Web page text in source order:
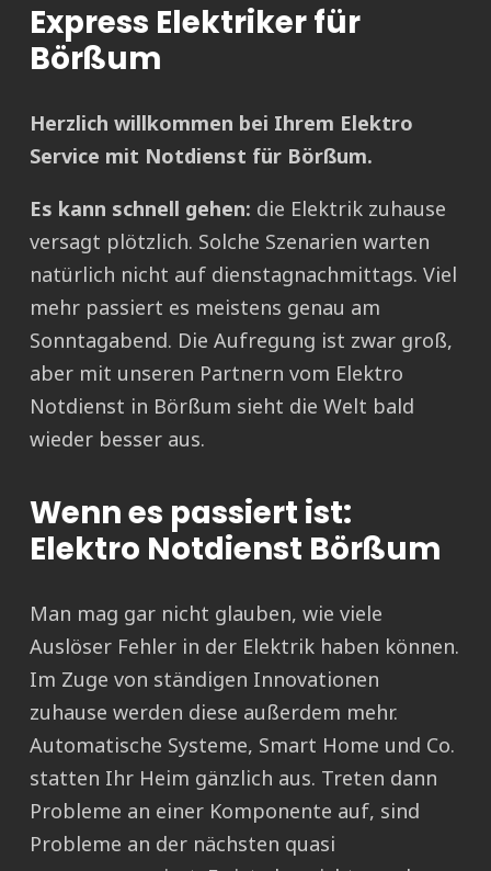
Express Elektriker für
Börßum
Herzlich willkommen bei Ihrem Elektro
Service mit Notdienst für Börßum.
Es kann schnell gehen: die Elektrik zuhause
versagt plötzlich. Solche Szenarien warten
natürlich nicht auf dienstagnachmittags. Viel
mehr passiert es meistens genau am
Sonntagabend. Die Aufregung ist zwar groß,
aber mit unseren Partnern vom Elektro
Notdienst in Börßum sieht die Welt bald
wieder besser aus.
Wenn es passiert ist:
Elektro Notdienst Börßum
Man mag gar nicht glauben, wie viele
Auslöser Fehler in der Elektrik haben können.
Im Zuge von ständigen Innovationen
zuhause werden diese außerdem mehr.
Automatische Systeme, Smart Home und Co.
statten Ihr Heim gänzlich aus. Treten dann
Probleme an einer Komponente auf, sind
Probleme an der nächsten quasi